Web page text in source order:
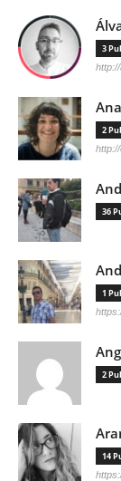
3
2
36
1
2
14